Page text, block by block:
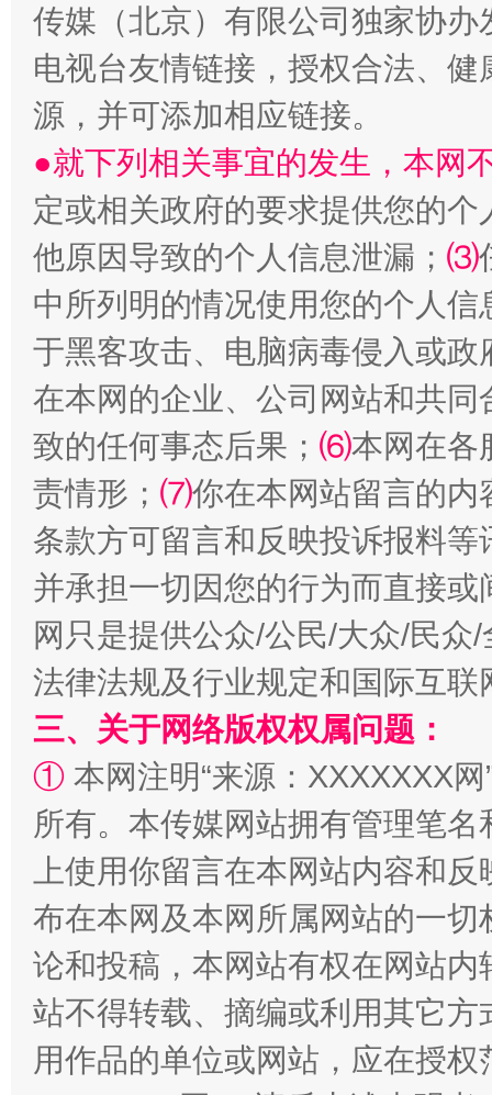
阿坝州三大球赛在茂县开幕 规模
国家大学科技园优化重塑工作
扯下公款旅游的“隐身衣” 如何以
“蜀中异人”王建安的艺术幻境
传媒（北京）有限公司独家协
电视台友情链接，授权合法、
源，并可添加相应链接。
●就下列相关事宜的发生，本网
定或相关政府的要求提供您的个
他原因导致的个人信息泄漏； ⑶
中所列明的情况使用您的个人
于黑客攻击、电脑病毒侵入或
在本网的企业、公司网站和共
致的任何事态后果； ⑹本网在各
责情形； ⑺你在本网站留言的内
条款方可留言和反映投诉报料
并承担一切因您的行为而直接
网只是提供公众/公民/大众/民
法律法规及行业规定和国际互
三、关于网络版权权属问题：
① 本网注明“来源：XXXXXXX
所有。本传媒网站拥有管理笔
上使用你留言在本网站内容和
布在本网及本网所属网站的一
论和投稿，本网站有权在网站
站不得转载、摘编或利用其它
用作品的单位或网站，应在授